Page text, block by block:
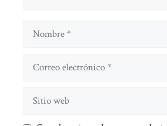
Nombre